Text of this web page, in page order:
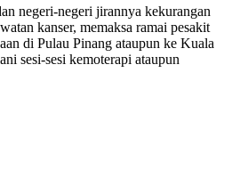
negeri-negeri jirannya kekurangan
kanser, memaksa ramai pesakit
di Pulau Pinang ataupun ke Kuala
sesi-sesi kemoterapi ataupun